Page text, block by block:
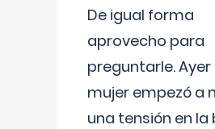
De igual forma
aprovecho para
preguntarle. Ayer
mujer empezó a
una tensión en la